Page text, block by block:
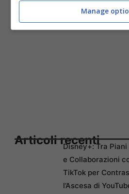
Articoli recenti
Disney+: Tra
e Collaborazioni
TikTok per
l’Ascesa di
Manage